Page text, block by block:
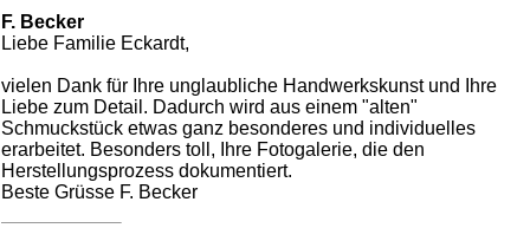
F. Becker
Liebe Familie Eckardt,
vielen Dank für Ihre unglaubliche Handwerkskunst und Ihre
Liebe zum Detail. Dadurch wird aus einem "alten"
Schmuckstück etwas ganz besonderes und individuelles
erarbeitet. Besonders toll, Ihre Fotogalerie, die den
Herstellungsprozess dokumentiert.
Beste Grüsse F. Becker